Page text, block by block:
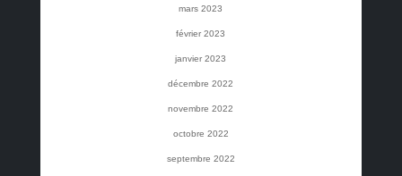
mars 2023
février 2023
janvier 2023
décembre 2022
novembre 2022
octobre 2022
septembre 2022